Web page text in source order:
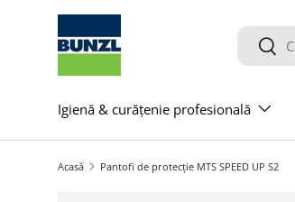
Salt la conținut Caută
Caută
Igienă & curățenie profesională
Acasă Pantofi de protecție MTS SPEED UP S2